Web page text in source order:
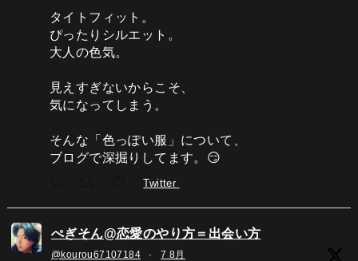
タイトフィット。
ぴったりシルエット。
大人の色気。
見えすぎないからこそ、
気になってしまう。
そんな「色っぽい服」について、
ブログで深掘りしてます。😏
Twitter
ぺぎそん@恋愛のやり方＝出会い方
@kourou67107184 · 7 8月